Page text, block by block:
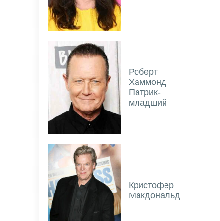
Роберт
Хаммонд
Патрик-
младший
Кристофер
Макдональд